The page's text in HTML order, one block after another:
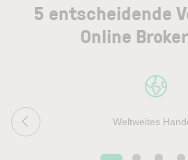
5 entscheidende
Online
Weltweites